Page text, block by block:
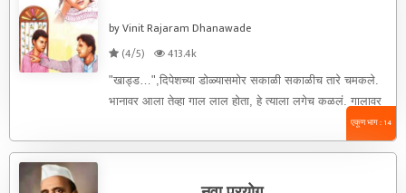
by Vinit Rajaram Dhanawade
(4/5)
413.4k
"खाड्ड…",दिपेशच्या डोळ्यासमोर सकाळी सकाळीच तारे चमकले.
भानावर आला तेव्हा गाल लाल होता, हे त्याला लगेच कळलं. गालावर
एकूण भाग : 14